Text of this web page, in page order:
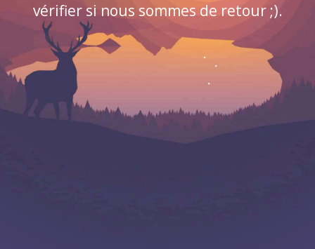
vérifier si nous sommes de retour ;).